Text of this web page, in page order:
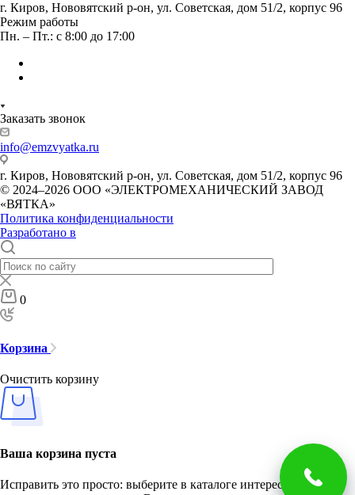
г. Киров, Нововятский р-он, ул. Советская, дом 51/2, корпус 96
Режим работы
Пн. – Пт.: с 8:00 до 17:00
Заказать звонок
info@emzvyatka.ru
г. Киров, Нововятский р-он, ул. Советская, дом 51/2, корпус 96
© 2024–2026 ООО «ЭЛЕКТРОМЕХАНИЧЕСКИЙ ЗАВОД
«ВЯТКА»
Политика конфиденциальности
Разработано в
0
Корзина
Очистить корзину
Ваша корзина пуста
Исправить это просто: выберите в каталоге интересующий